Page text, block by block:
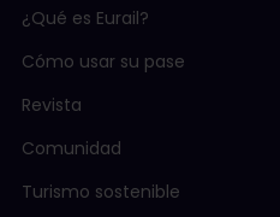
¿Qué es Eurail?
Cómo usar su pase
Revista
Comunidad
Turismo sostenible